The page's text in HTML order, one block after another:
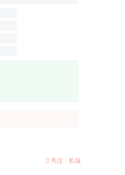
关注 私信